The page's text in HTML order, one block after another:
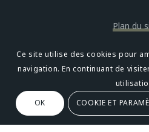
Plan du
Mentions
Oméni2, avenue Léonard
Ce site utilise des cookies pour
navigation. En continuant de
OK
COOKIE ET